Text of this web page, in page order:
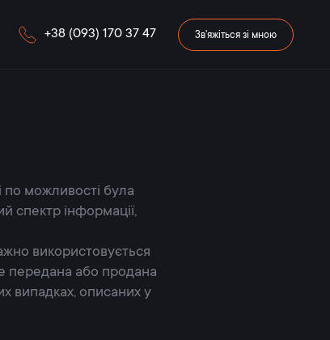
+38 (093) 170 37 47 Зв'яжіться зі мною
можливості була
спектр інформації,
використовується
передана або продана
випадках, описаних у